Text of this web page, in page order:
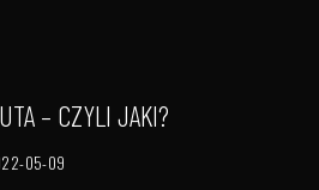
– CZYLI JAKI?
05-09